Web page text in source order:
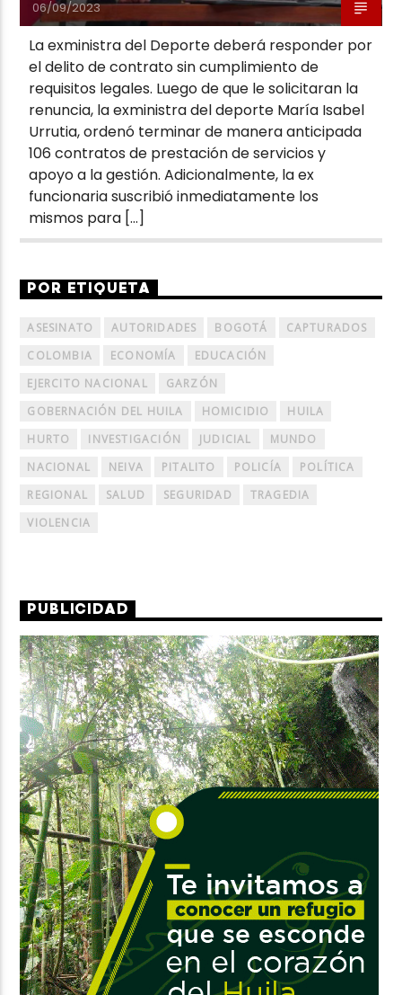
06/09/2023
La exministra del Deporte deberá responder por
el delito de contrato sin cumplimiento de
requisitos legales. Luego de que le solicitaran la
renuncia, la exministra del deporte María Isabel
Urrutia, ordenó terminar de manera anticipada
106 contratos de prestación de servicios y
apoyo a la gestión. Adicionalmente, la ex
funcionaria suscribió inmediatamente los
mismos para […]
POR ETIQUETA
ASESINATO AUTORIDADES BOGOTÁ
CAPTURADOS
COLOMBIA
ECONOMÍA
EDUCACIÓN
EJERCITO NACIONAL
GARZÓN
GOBERNACIÓN DEL HUILA
HOMICIDIO
HUILA
HURTO
INVESTIGACIÓN JUDICIAL
MUNDO
NACIONAL
NEIVA PITALITO POLICÍA
POLÍTICA
REGIONAL
SALUD SEGURIDAD
TRAGEDIA
VIOLENCIA
PUBLICIDAD